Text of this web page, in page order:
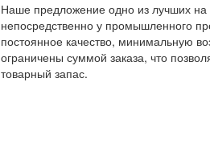
Наше предложение одно из лучших на
непосредственно у промышленного
постоянное качество, минимальную
ограничены суммой заказа, что
товарный запас.